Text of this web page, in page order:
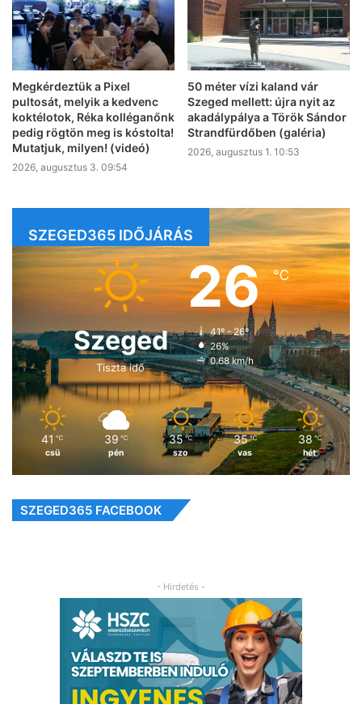
Megkérdeztük a Pixel
pultosát, melyik a kedvenc
koktélotok, Réka kolléganőnk
pedig rögtön meg is kóstolta!
Mutatjuk, milyen! (videó)
2026, augusztus 3. 09:54
50 méter vízi kaland vár
Szeged mellett: újra nyit az
akadálypálya a Török Sándor
Strandfürdőben (galéria)
2026, augusztus 1. 10:53
SZEGED365 IDŐJÁRÁS
Szeged
Tiszta idő
26℃
41º - 26º
26%
0.68 km/h
41 ℃
csü
39 ℃
pén
35 ℃
szo
35 ℃
vas
38 ℃
hét
SZEGED365 FACEBOOK
- Hirdetés -